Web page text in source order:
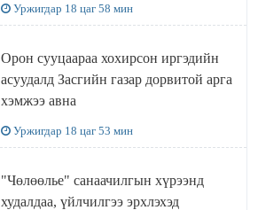
Уржигдар 18 цаг 58 мин
Орон сууцаараа хохирсон иргэдийн
асуудалд Засгийн газар дорвитой арга
хэмжээ авна
Уржигдар 18 цаг 53 мин
"Чөлөөлье" санаачилгын хүрээнд
худалдаа, үйлчилгээ эрхлэхэд